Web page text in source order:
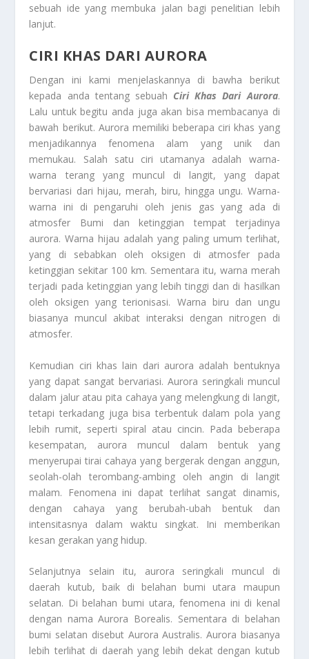
sebuah ide yang membuka jalan bagi penelitian lebih
lanjut.
CIRI KHAS DARI AURORA
Dengan ini kami menjelaskannya di bawha berikut
kepada anda tentang sebuah Ciri Khas Dari Aurora.
Lalu untuk begitu anda juga akan bisa membacanya di
bawah berikut. Aurora memiliki beberapa ciri khas yang
menjadikannya fenomena alam yang unik dan
memukau. Salah satu ciri utamanya adalah warna-
warna terang yang muncul di langit, yang dapat
bervariasi dari hijau, merah, biru, hingga ungu. Warna-
warna ini di pengaruhi oleh jenis gas yang ada di
atmosfer Bumi dan ketinggian tempat terjadinya
aurora. Warna hijau adalah yang paling umum terlihat,
yang di sebabkan oleh oksigen di atmosfer pada
ketinggian sekitar 100 km. Sementara itu, warna merah
terjadi pada ketinggian yang lebih tinggi dan di hasilkan
oleh oksigen yang terionisasi. Warna biru dan ungu
biasanya muncul akibat interaksi dengan nitrogen di
atmosfer.
Kemudian ciri khas lain dari aurora adalah bentuknya
yang dapat sangat bervariasi. Aurora seringkali muncul
dalam jalur atau pita cahaya yang melengkung di langit,
tetapi terkadang juga bisa terbentuk dalam pola yang
lebih rumit, seperti spiral atau cincin. Pada beberapa
kesempatan, aurora muncul dalam bentuk yang
menyerupai tirai cahaya yang bergerak dengan anggun,
seolah-olah terombang-ambing oleh angin di langit
malam. Fenomena ini dapat terlihat sangat dinamis,
dengan cahaya yang berubah-ubah bentuk dan
intensitasnya dalam waktu singkat. Ini memberikan
kesan gerakan yang hidup.
Selanjutnya selain itu, aurora seringkali muncul di
daerah kutub, baik di belahan bumi utara maupun
selatan. Di belahan bumi utara, fenomena ini di kenal
dengan nama Aurora Borealis. Sementara di belahan
bumi selatan disebut Aurora Australis. Aurora biasanya
lebih terlihat di daerah yang lebih dekat dengan kutub